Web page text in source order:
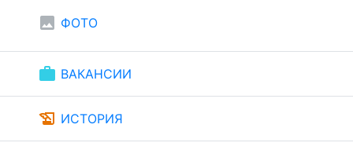
image ФОТО
work ВАКАНСИИ
history_edu ИСТОРИЯ